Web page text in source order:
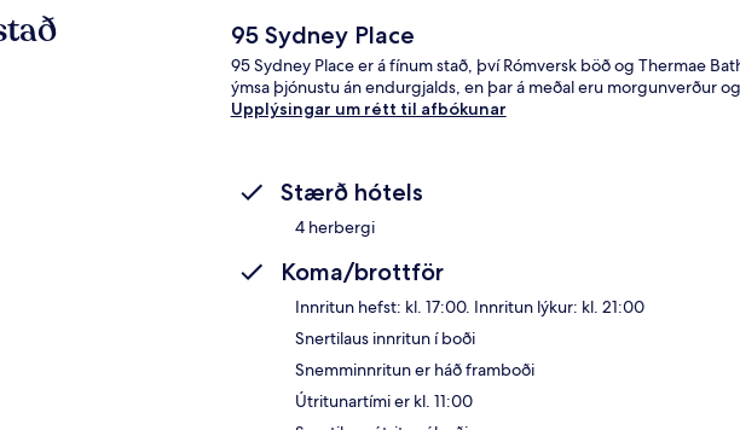
95 Sydney Place
95 Sydney Place er á fínum stað, því Rómversk böð og Thermae
ýmsa þjónustu án endurgjalds, en þar á meðal eru morgunverður
Upplýsingar um rétt til afbókunar
Stærð hótels
4 herbergi
Koma/brottför
Innritun hefst: kl. 17:00. Innritun lýkur: kl. 21:00
Snertilaus innritun í boði
Snemminnritun er háð framboði
Útritunartími er kl. 11:00